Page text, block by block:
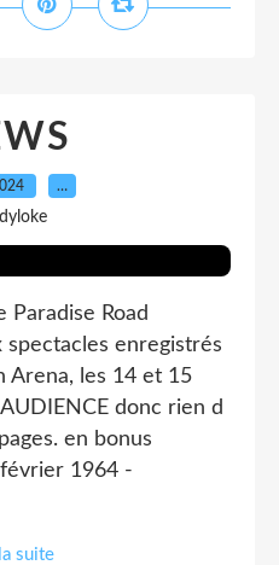
…
Paradise Road
enregistrés
Arena, les 14 et 15
donc rien d
en bonus
1964 -
suite